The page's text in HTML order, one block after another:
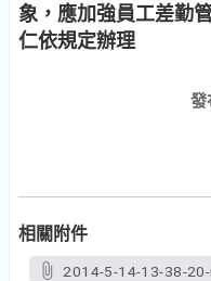
象，應加強員工差勤
仁依規定辦理
發
相關附件
2014-5-14-13-38-